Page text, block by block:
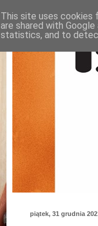
piątek, 31 grudnia
This site uses cookies
are shared with
statistics, and to